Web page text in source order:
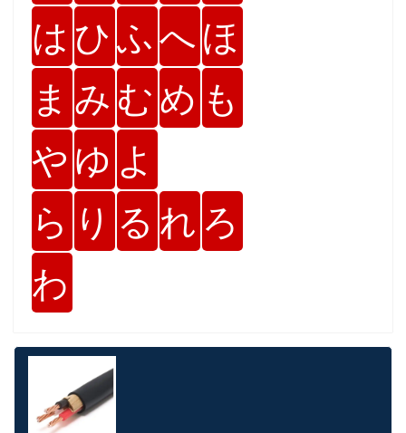
は ひふへほ
ま み むめ も
や ゆ よ
ら り る れ ろ
わ